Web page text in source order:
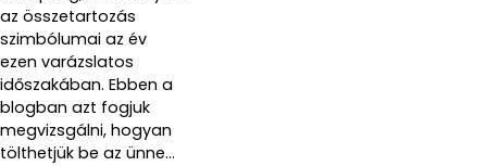
az összetartozás
szimbólumai az év
ezen varázslatos
időszakában. Ebben a
blogban azt fogjuk
megvizsgálni, hogyan
tölthetjük be az ünne...